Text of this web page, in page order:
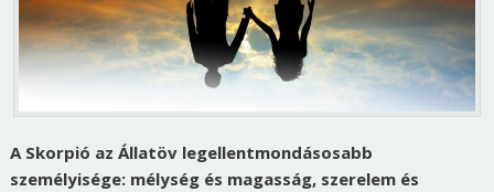
A Skorpió az Állatöv legellentmondásosabb
személyisége: mélység és magasság, szerelem és